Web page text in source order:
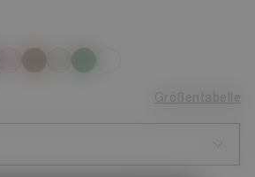
Größentabelle